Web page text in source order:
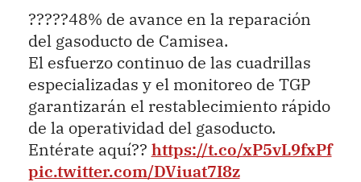
?????48% de avance en la reparación
del gasoducto de Camisea.
El esfuerzo continuo de las cuadrillas
especializadas y el monitoreo de TGP
garantizarán el restablecimiento rápido
de la operatividad del gasoducto.
Entérate aquí?? https://t.co/xP5vL9fxPf
pic.twitter.com/DViuat7I8z